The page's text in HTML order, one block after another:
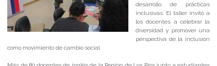
desarrollo de prácticas
inclusivas. El taller invitó a
los docentes a celebrar la
diversidad y promover una
perspectiva de la inclusión
como movimiento de cambio social.